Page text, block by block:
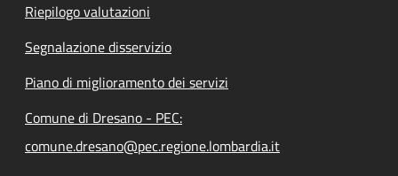
Riepilogo valutazioni
Segnalazione disservizio
Piano di miglioramento dei servizi
Comune di Dresano - PEC:
comune.dresano@pec.regione.lombardia.it